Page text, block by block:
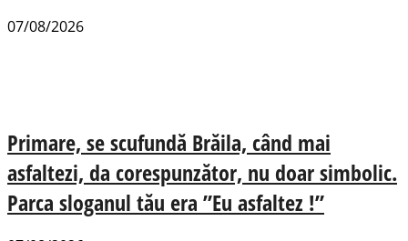
07/08/2026
Primare, se scufundă Brăila, când mai
asfaltezi, da corespunzător, nu doar simbolic.
Parca sloganul tău era ”Eu asfaltez !”